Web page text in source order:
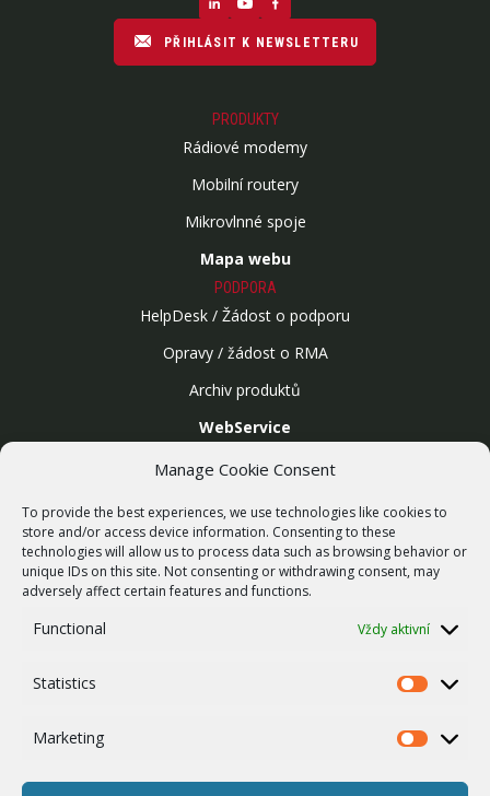
Manage Cookie Consent
To provide the best experiences, we use technologies like cookies to
store and/or access device information. Consenting to these
technologies will allow us to process data such as browsing behavior or
unique IDs on this site. Not consenting or withdrawing consent, may
adversely affect certain features and functions.
Functional Vždy aktivní
Statistics Statistics
Marketing Marketing
PŘIHLÁSIT K NEWSLETTERU
PRODUKTY
Rádiové modemy
Mobilní routery
Mikrovlnné spoje
Mapa webu
PODPORA
HelpDesk / Žádost o podporu
Opravy / žádost o RMA
Archiv produktů
WebService
Bezdrátové sítě
Zakázková výroba
Report zranitelnosti
O NÁS